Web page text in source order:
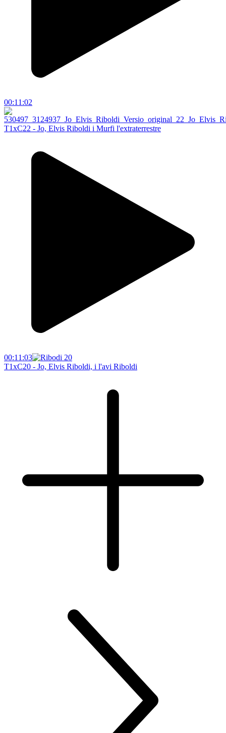
00:11:02
T1xC22 - Jo, Elvis Riboldi i Murfi l'extraterrestre
00:11:03
T1xC20 - Jo, Elvis Riboldi, i l'avi Riboldi